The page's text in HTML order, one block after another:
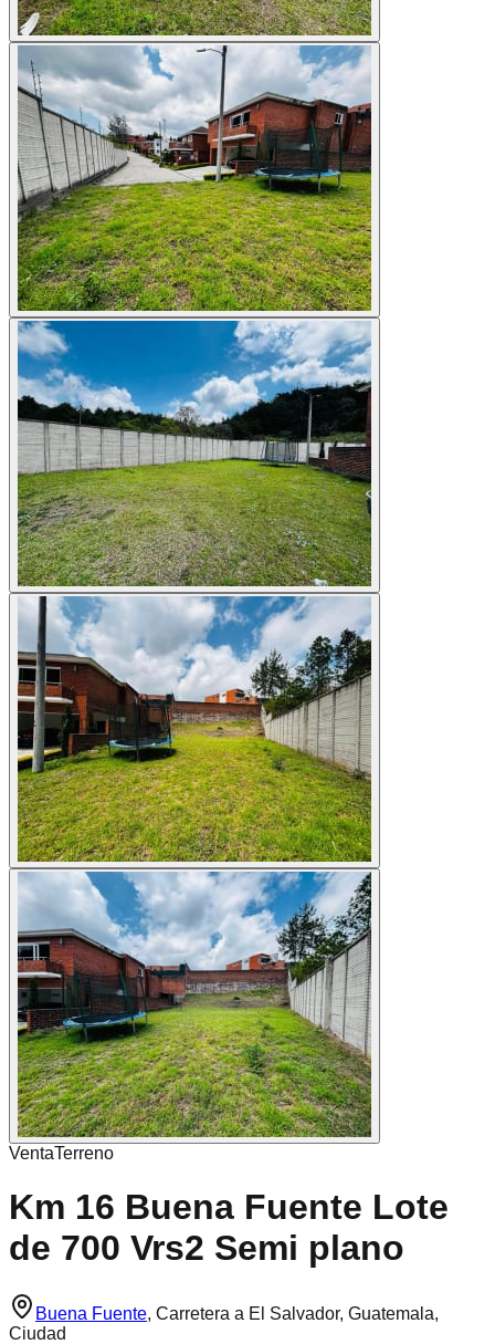
VentaTerreno
Km 16 Buena Fuente Lote
de 700 Vrs2 Semi plano
Buena Fuente, Carretera a El Salvador, Guatemala,
Ciudad